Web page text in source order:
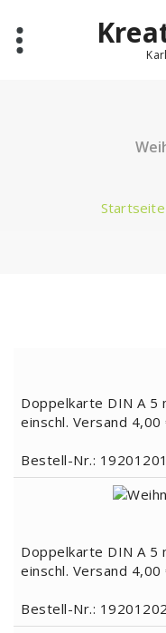
Inhalt
springen
Startseite
Doppelkarte DIN A 5
einschl. Versand 4,00
Bestell-Nr.: 19201201
Doppelkarte DIN A 5
einschl. Versand 4,00
Bestell-Nr.: 19201202